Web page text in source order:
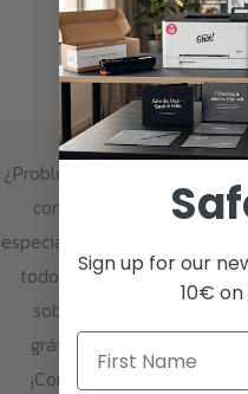
Amplía tu
¿Problemas para conseguir
con una superficie
especiales consiguen el
todos estos problemas.
sobre papel de color.
gráficos en tu PC: no
¡Combina la tecnología
Sign up for our
10€